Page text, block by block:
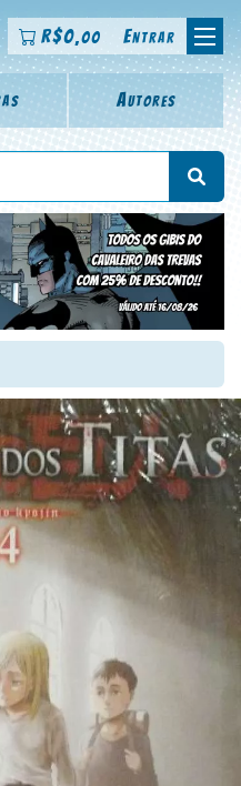
R$0,00 Entrar
Autores
série, escritor,